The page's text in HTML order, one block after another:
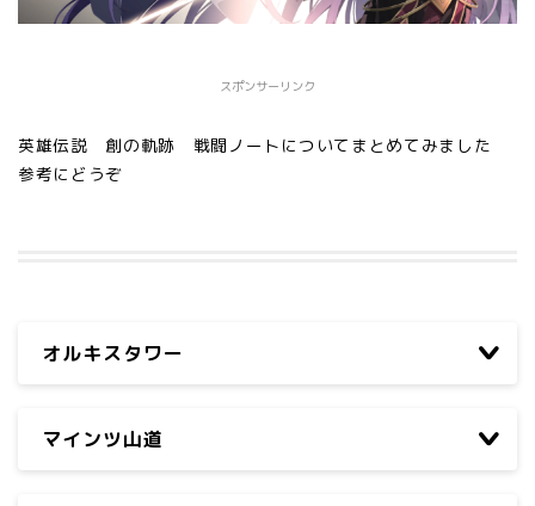
スポンサーリンク
英雄伝説 創の軌跡 戦闘ノートについてまとめてみました
参考にどうぞ
オルキスタワー
マインツ山道